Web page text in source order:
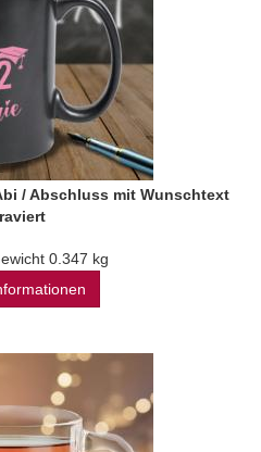
/ Abschluss mit Wunschtext
0.347 kg